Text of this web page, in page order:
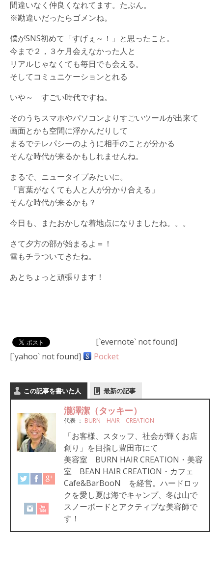
間違いなく仲良くなれてます。たぶん。
※勘違いだったらゴメンね。
僕がSNS初めて「すげぇ～！」と思ったこと。
今まで２，３ケ月会えなかった人と
リアルじゃなくても毎日でも会える。
そしてコミュニケーションとれる
いや～ すごい時代ですね。
そのうちスマホやパソコンよりすごいツールが出来て
画面とかも空間に浮かんだりして
まるでテレパシーのように相手のことが分かる
そんな時代が来るかもしれませんね。
まるで、ニュータイプみたいに。
「言葉がなくても人と人が分かり合える」
そんな時代が来るかも？
今日も、またおかしな着地点になりましたね。。。
さて夕方の部が始まるよ＝！
雪もチラついてきたね。
あとちょっと頑張ります！
[`evernote` not found]
[`yahoo` not found]
Pocket
この記事を書いた人 最新の記事
瀧澤潔（タッキー）
代表 ： BURN HAIR CREATION
「お客様、スタッフ、社会が輝くお店
創り」を目指し豊田市にて
美容室 BURN HAIR CREATION・美容
室 BEAN HAIR CREATION・カフェ
Cafe&BarBooN を経営。ハードロッ
クを愛し夏は海でキャンプ、冬は山で
スノーボードとアクティブな美容師で
す！